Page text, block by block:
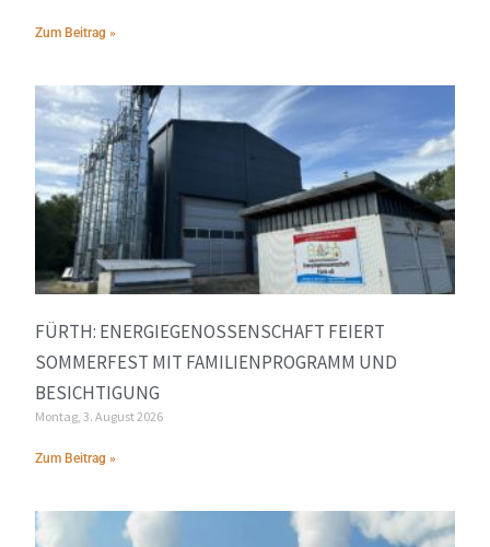
Zum Beitrag »
FÜRTH: ENERGIEGENOSSENSCHAFT FEIERT
SOMMERFEST MIT FAMILIENPROGRAMM UND
BESICHTIGUNG
Montag, 3. August 2026
Zum Beitrag »